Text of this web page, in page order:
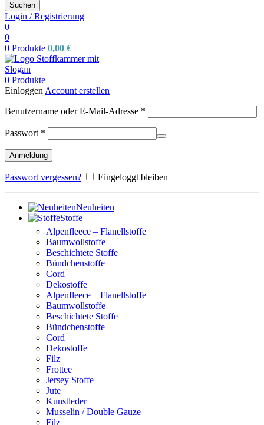
Suchen
Login / Registrierung
0
0
0 Produkte 0,00 €
0 Produkte
Einloggen Account erstellen
Benutzername oder E-Mail-Adresse *
Passwort *
Anmeldung
Passwort vergessen? Eingeloggt bleiben
Neuheiten
Stoffe
Alpenfleece – Flanellstoffe
Baumwollstoffe
Beschichtete Stoffe
Bündchenstoffe
Cord
Dekostoffe
Alpenfleece – Flanellstoffe
Baumwollstoffe
Beschichtete Stoffe
Bündchenstoffe
Cord
Dekostoffe
Filz
Frottee
Jersey Stoffe
Jute
Kunstleder
Musselin / Double Gauze
Filz